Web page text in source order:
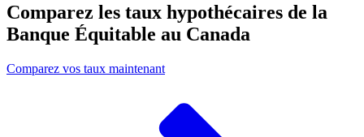
Comparez les taux hypothécaires de la
Banque Équitable au Canada
Comparez vos taux maintenant